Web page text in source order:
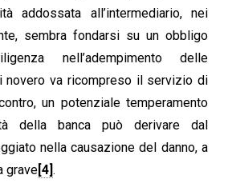
addossata all’intermediario, nei
sembra fondarsi su un obbligo
nell’adempimento delle
novero va ricompreso il servizio di
un potenziale temperamento
della banca può derivare dal
nella causazione del danno, a
grave[4].